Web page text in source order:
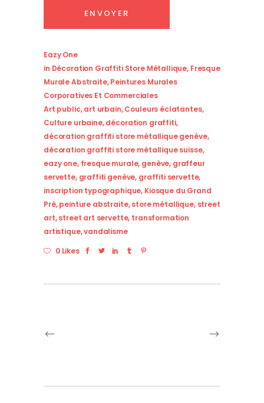
Eazy One
in Décoration Graffiti Store Métallique, Fresque
Murale Abstraite,Peintures Murales
Corporatives Et Commerciales
Art public,art urbain,Couleurs éclatantes,
Culture urbaine,décoration graffiti,
décoration graffiti store métallique genève,
décoration graffiti store métallique suisse,
eazy one, fresque murale, genève, graffeur
servette, graffiti genève, graffiti servette,
inscription typographique, Kiosque du Grand
Pré,peinture abstraite,store métallique, street
art,street art servette, transformation
artistique,vandalisme
0 Likes